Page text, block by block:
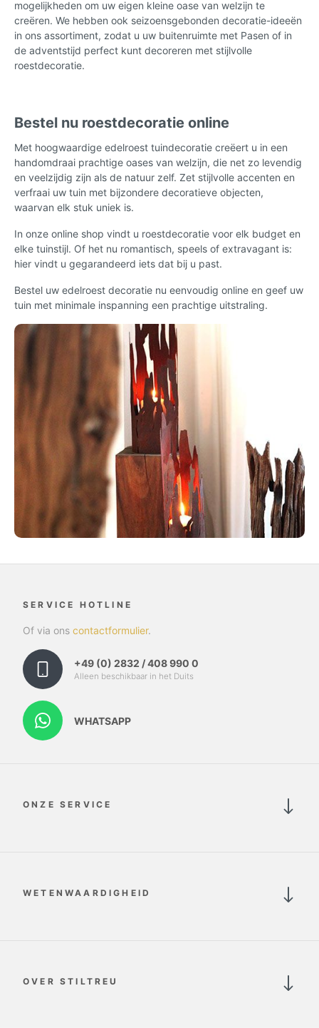
mogelijkheden om uw eigen kleine oase van welzijn te
creëren. We hebben ook seizoensgebonden decoratie-ideeën
in ons assortiment, zodat u uw buitenruimte met Pasen of in
de adventstijd perfect kunt decoreren met stijlvolle
roestdecoratie.
Bestel nu roestdecoratie online
Met hoogwaardige edelroest tuindecoratie creëert u in een
handomdraai prachtige oases van welzijn, die net zo levendig
en veelzijdig zijn als de natuur zelf. Zet stijlvolle accenten en
verfraai uw tuin met bijzondere decoratieve objecten,
waarvan elk stuk uniek is.
In onze online shop vindt u roestdecoratie voor elk budget en
elke tuinstijl. Of het nu romantisch, speels of extravagant is:
hier vindt u gegarandeerd iets dat bij u past.
Bestel uw edelroest decoratie nu eenvoudig online en geef uw
tuin met minimale inspanning een prachtige uitstraling.
SERVICE HOTLINE
Of via ons contactformulier.
+49 (0) 2832 / 408 990 0
Alleen beschikbaar in het Duits
WHATSAPP
ONZE SERVICE
WETENWAARDIGHEID
OVER STILTREU